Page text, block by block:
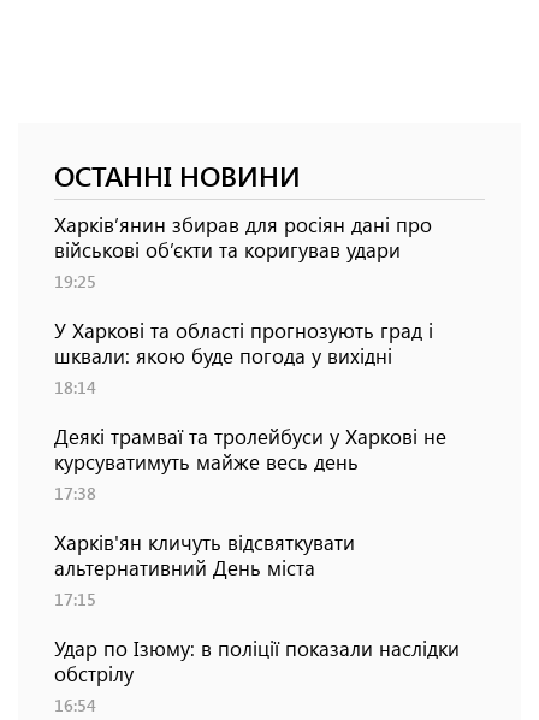
ОСТАННІ НОВИНИ
Харків’янин збирав для росіян дані про
військові об’єкти та коригував удари
19:25
У Харкові та області прогнозують град і
шквали: якою буде погода у вихідні
18:14
Деякі трамваї та тролейбуси у Харкові не
курсуватимуть майже весь день
17:38
Харків'ян кличуть відсвяткувати
альтернативний День міста
17:15
Удар по Ізюму: в поліції показали наслідки
обстрілу
16:54